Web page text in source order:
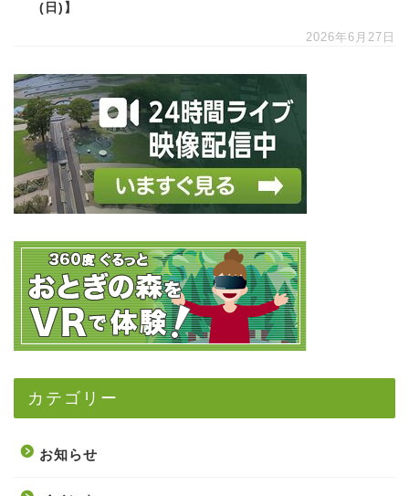
(日)】
2026年6月27日
カテゴリー
お知らせ